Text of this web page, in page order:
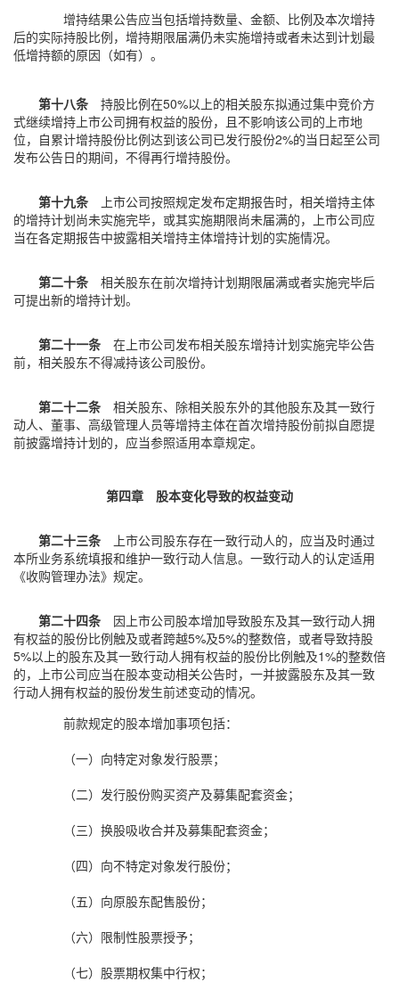
增持结果公告应当包括增持数量、金额、比例及本次增持
后的实际持股比例，增持期限届满仍未实施增持或者未达到计划最
低增持额的原因（如有）。
第十八条 持股比例在50%以上的相关股东拟通过集中竞价方
式继续增持上市公司拥有权益的股份，且不影响该公司的上市地
位，自累计增持股份比例达到该公司已发行股份2%的当日起至公司
发布公告日的期间，不得再行增持股份。
第十九条 上市公司按照规定发布定期报告时，相关增持主体
的增持计划尚未实施完毕，或其实施期限尚未届满的，上市公司应
当在各定期报告中披露相关增持主体增持计划的实施情况。
第二十条 相关股东在前次增持计划期限届满或者实施完毕后
可提出新的增持计划。
第二十一条 在上市公司发布相关股东增持计划实施完毕公告
前，相关股东不得减持该公司股份。
第二十二条 相关股东、除相关股东外的其他股东及其一致行
动人、董事、高级管理人员等增持主体在首次增持股份前拟自愿提
前披露增持计划的，应当参照适用本章规定。
第四章 股本变化导致的权益变动
第二十三条 上市公司股东存在一致行动人的，应当及时通过
本所业务系统填报和维护一致行动人信息。一致行动人的认定适用
《收购管理办法》规定。
第二十四条 因上市公司股本增加导致股东及其一致行动人拥
有权益的股份比例触及或者跨越5%及5%的整数倍，或者导致持股
5%以上的股东及其一致行动人拥有权益的股份比例触及1%的整数倍
的，上市公司应当在股本变动相关公告时，一并披露股东及其一致
行动人拥有权益的股份发生前述变动的情况。
前款规定的股本增加事项包括：
（一）向特定对象发行股票；
（二）发行股份购买资产及募集配套资金；
（三）换股吸收合并及募集配套资金；
（四）向不特定对象发行股份；
（五）向原股东配售股份；
（六）限制性股票授予；
（七）股票期权集中行权；